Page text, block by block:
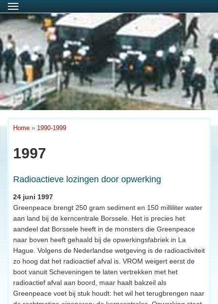
Menu
Home » 1990-1999
1997
Radioactieve lozingen door opwerking
24 juni 1997
Greenpeace brengt 250 gram sediment en 150 milliliter water
aan land bij de kerncentrale Borssele. Het is precies het
aandeel dat Borssele heeft in de monsters die Greenpeace
naar boven heeft gehaald bij de opwerkingsfabriek in La
Hague. Volgens de Nederlandse wetgeving is de radioactiviteit
zo hoog dat het radioactief afval is. VROM weigert eerst de
boot vanuit Scheveningen te laten vertrekken met het
radioactief afval aan boord, maar haalt bakzeil als
Greenpeace voet bij stuk houdt: het wil het terugbrengen naar